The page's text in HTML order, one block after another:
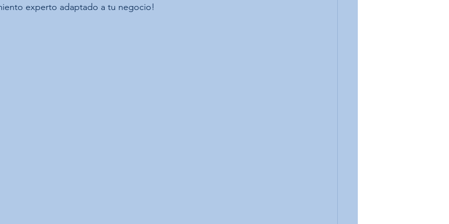
experto adaptado a tu negocio!